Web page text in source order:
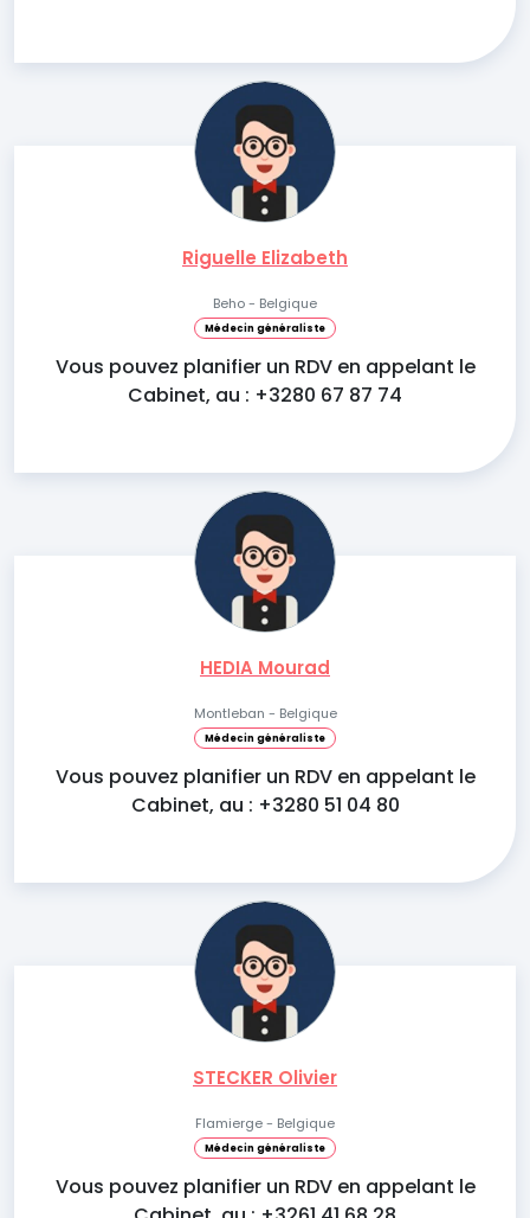
Riguelle Elizabeth
Beho - Belgique
Médecin généraliste
Vous pouvez planifier un RDV en appelant le
Cabinet, au : +3280 67 87 74
HEDIA Mourad
Montleban - Belgique
Médecin généraliste
Vous pouvez planifier un RDV en appelant le
Cabinet, au : +3280 51 04 80
STECKER Olivier
Flamierge - Belgique
Médecin généraliste
Vous pouvez planifier un RDV en appelant le